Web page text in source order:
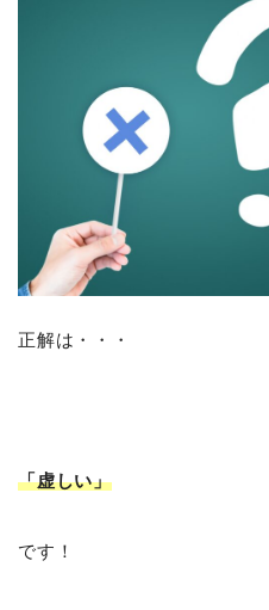
正解は・・・
「虚しい」
です！